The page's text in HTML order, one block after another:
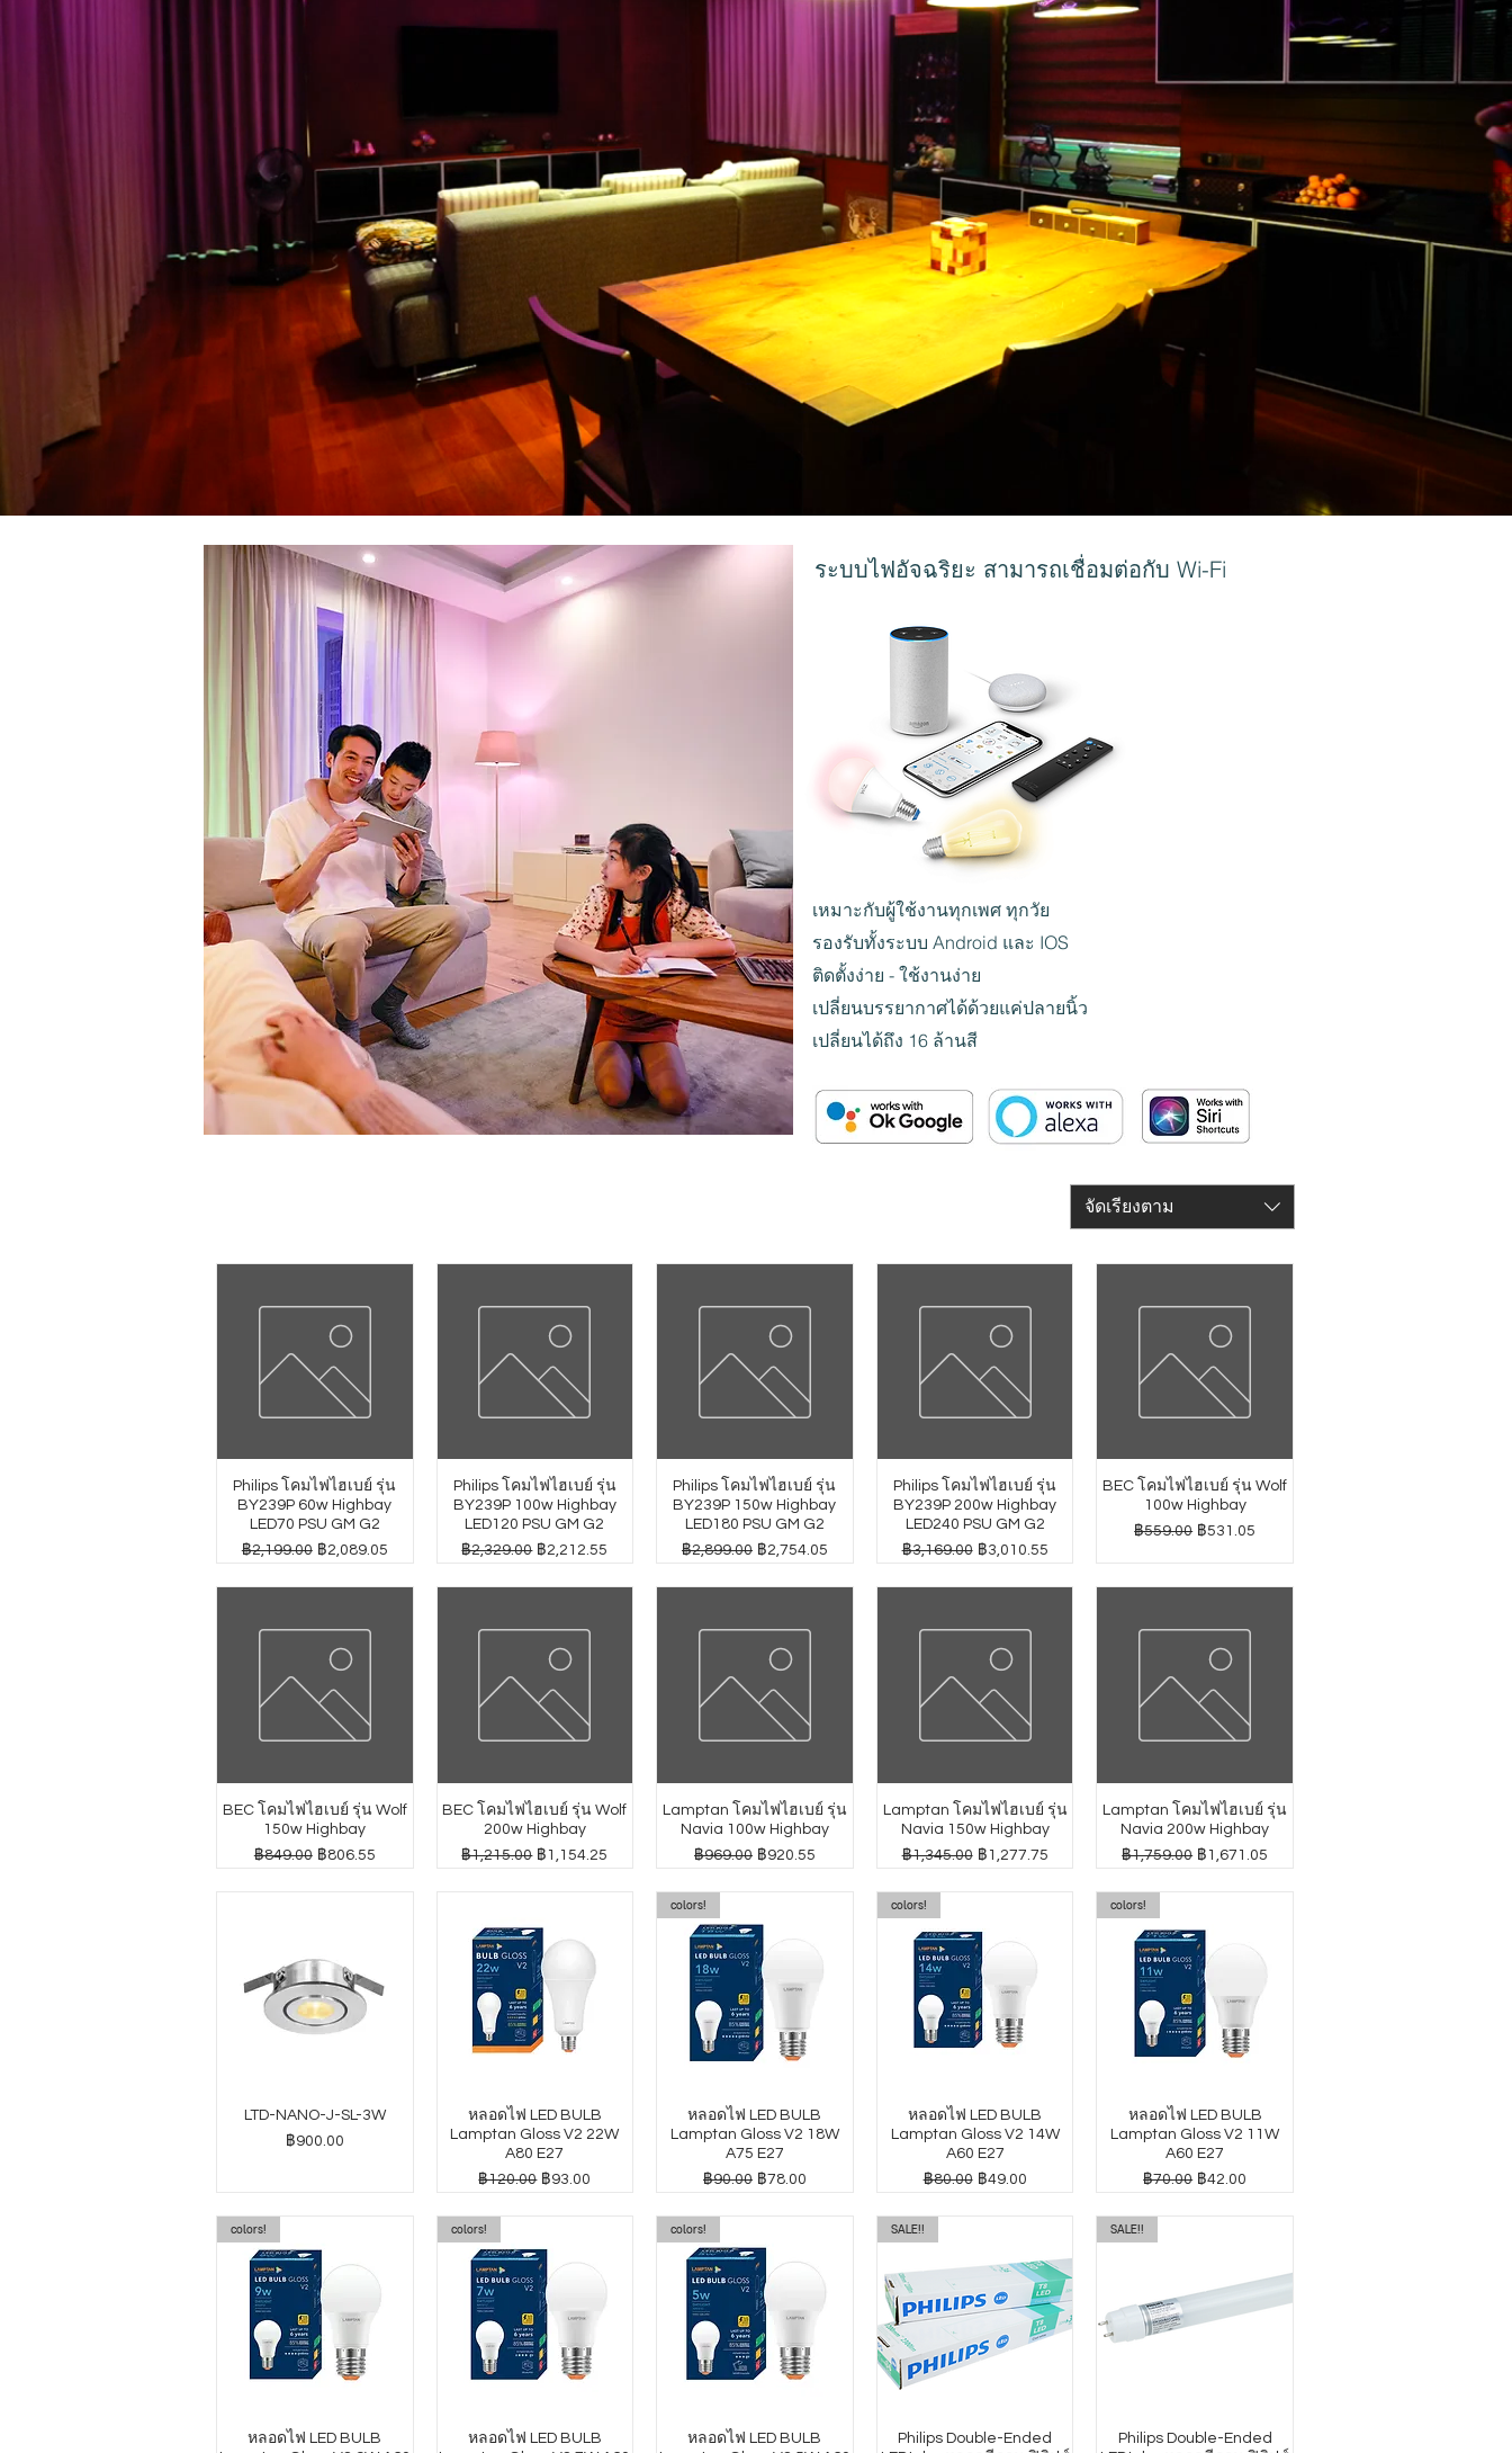
ระบบไฟอัจฉริยะ สามารถเชื่อมต่อกับ Wi-Fi
เหมาะกับผู้ใช้งานทุกเพศ ทุกวัย
รองรับทั้งระบบ Android และ IOS
ติดตั้งง่าย - ใช้งานง่าย
เปลี่ยนบรรยากาศได้ด้วยแค่ปลายนิ้ว
เปลี่ยนได้ถึง 16 ล้านสี
จัดเรียงตาม
Philips โคมไฟไฮเบย์ รุ่น
BY239P 60w Highbay
LED70 PSU GM G2
ราคาปกติ
฿2,199.00 ราคาขายลด
฿2,089.05
Philips โคมไฟไฮเบย์ รุ่น
BY239P 100w Highbay
LED120 PSU GM G2
ราคาปกติ
฿2,329.00 ราคาขายลด
฿2,212.55
Philips โคมไฟไฮเบย์ รุ่น
BY239P 150w Highbay
LED180 PSU GM G2
ราคาปกติ
฿2,899.00 ราคาขายลด
฿2,754.05
Philips โคมไฟไฮเบย์ รุ่น
BY239P 200w Highbay
LED240 PSU GM G2
ราคาปกติ
฿3,169.00 ราคาขายลด
฿3,010.55
BEC โคมไฟไฮเบย์ รุ่น Wolf
100w Highbay
ราคาปกติ
฿559.00 ราคาขายลด
฿531.05
BEC โคมไฟไฮเบย์ รุ่น Wolf
150w Highbay
ราคาปกติ
฿849.00 ราคาขายลด
฿806.55
BEC โคมไฟไฮเบย์ รุ่น Wolf
200w Highbay
ราคาปกติ
฿1,215.00 ราคาขายลด
฿1,154.25
Lamptan โคมไฟไฮเบย์ รุ่น
Navia 100w Highbay
ราคาปกติ
฿969.00 ราคาขายลด
฿920.55
Lamptan โคมไฟไฮเบย์ รุ่น
Navia 150w Highbay
ราคาปกติ
฿1,345.00 ราคาขายลด
฿1,277.75
Lamptan โคมไฟไฮเบย์ รุ่น
Navia 200w Highbay
ราคาปกติ
฿1,759.00 ราคาขายลด
฿1,671.05
LTD-NANO-J-SL-3W
ราคา
฿900.00
หลอดไฟ LED BULB
Lamptan Gloss V2 22W
A80 E27
ราคาปกติ
฿120.00 ราคาขายลด
฿93.00
colors!
หลอดไฟ LED BULB
Lamptan Gloss V2 18W
A75 E27
ราคาปกติ
฿90.00 ราคาขายลด
฿78.00
colors!
หลอดไฟ LED BULB
Lamptan Gloss V2 14W
A60 E27
ราคาปกติ
฿80.00 ราคาขายลด
฿49.00
colors!
หลอดไฟ LED BULB
Lamptan Gloss V2 11W
A60 E27
ราคาปกติ
฿70.00 ราคาขายลด
฿42.00
colors!
หลอดไฟ LED BULB
colors!
หลอดไฟ LED BULB
colors!
หลอดไฟ LED BULB
SALE!!
Philips Double-Ended
SALE!!
Philips Double-Ended